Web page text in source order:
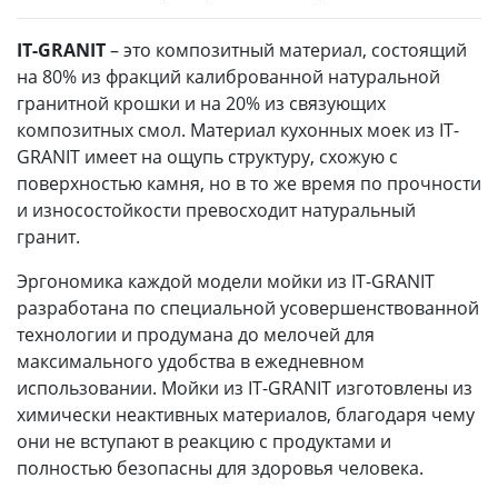
IT-GRANIT– это композитный материал, состоящий
на 80% из фракций калиброванной натуральной
гранитной крошки и на 20% из связующих
композитных смол. Материал кухонных моек из IT-
GRANIT имеет на ощупь структуру, схожую с
поверхностью камня, но в то же время по прочности
и износостойкости превосходит натуральный
гранит.
Эргономика каждой модели мойки из IT-GRANIT
разработана по специальной усовершенствованной
технологии и продумана до мелочей для
максимального удобства в ежедневном
использовании. Мойки из IT-GRANIT изготовлены из
химически неактивных материалов, благодаря чему
они не вступают в реакцию с продуктами и
полностью безопасны для здоровья человека.